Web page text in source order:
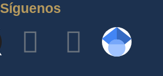
Síguenos